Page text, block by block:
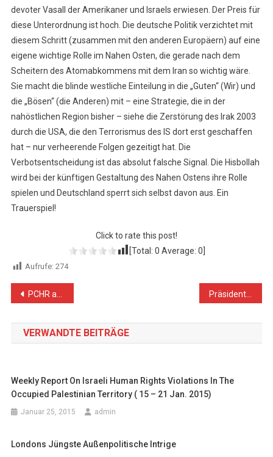
devoter Vasall der Amerikaner und Israels erwiesen. Der Preis für
diese Unterordnung ist hoch. Die deutsche Politik verzichtet mit
diesem Schritt (zusammen mit den anderen Europäern) auf eine
eigene wichtige Rolle im Nahen Osten, die gerade nach dem
Scheitern des Atomabkommens mit dem Iran so wichtig wäre.
Sie macht die blinde westliche Einteilung in die „Guten“ (Wir) und
die „Bösen“ (die Anderen) mit – eine Strategie, die in der
nahöstlichen Region bisher – siehe die Zerstörung des Irak 2003
durch die USA, die den Terrorismus des IS dort erst geschaffen
hat – nur verheerende Folgen gezeitigt hat. Die
Verbotsentscheidung ist das absolut falsche Signal. Die Hisbollah
wird bei der künftigen Gestaltung des Nahen Ostens ihre Rolle
spielen und Deutschland sperrt sich selbst davon aus. Ein
Trauerspiel!
Click to rate this post!
[Total: 0 Average: 0
Aufrufe: 274
Beitragsnavigation
PCHR and PMRS Joint Conference on: “Gaza Strip’s Health Sector from a Human Rights Perspective” Präsident Abbas anlässlich des 29. Novembers: „Das palästinensische Volk hat ein Recht auf Freiheit und Gerechtigkeit“
VERWANDTE BEITRÄGE
Weekly Report On Israeli Human Rights Violations In The
Occupied Palestinian Territory ( 15 – 21 Jan. 2015)
Januar 25, 2015 admin
Londons Jüngste Außenpolitische Intrige